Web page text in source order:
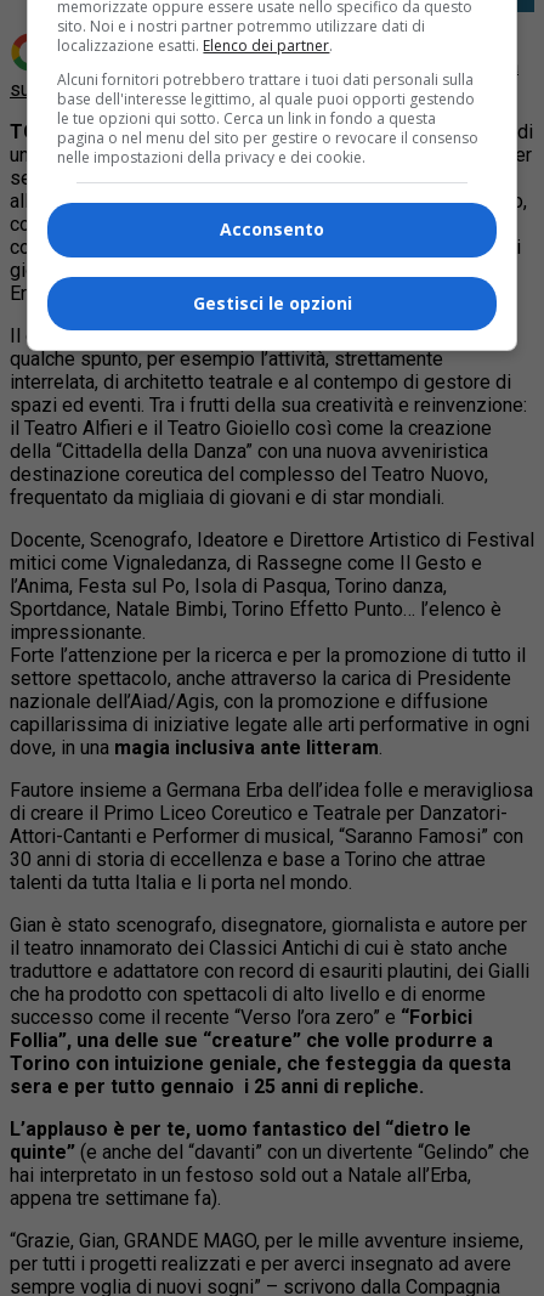
Fonte preferita
su Google
TORINO– Gian Mesturino a 5 anni fu scelto come siparista di
un piccolo teatro del Monferrato e fu subito Amore, quello per
sempre. Poi, dopo la Laurea in Architettura e l’abilitazione
all’insegnamento, la consacrazione ai luoghi dello spettacolo,
con la creazione-reinvenzione-ristrutturazione di teatri, la
consacrazione alla produzione teatrale e alla formazione dei
giovani fu totale, in una sinergia appassionata con Germana
Erba, la compagna di una vita.
Il curriculum di Gian Mesturino è prodigioso. Scegliamo
qualche spunto, per esempio l’attività, strettamente
interrelata, di architetto teatrale e al contempo di gestore di
spazi ed eventi. Tra i frutti della sua creatività e reinvenzione:
il Teatro Alfieri e il Teatro Gioiello così come la creazione
della “Cittadella della Danza” con una nuova avveniristica
destinazione coreutica del complesso del Teatro Nuovo,
frequentato da migliaia di giovani e di star mondiali.
Docente, Scenografo, Ideatore e Direttore Artistico di Festival
mitici come Vignaledanza, di Rassegne come Il Gesto e
l’Anima, Festa sul Po, Isola di Pasqua, Torino danza,
Sportdance, Natale Bimbi, Torino Effetto Punto… l’elenco è
impressionante.
Forte l’attenzione per la ricerca e per la promozione di tutto il
settore spettacolo, anche attraverso la carica di Presidente
nazionale dell’Aiad/Agis, con la promozione e diffusione
capillarissima di iniziative legate alle arti performative in ogni
dove, in una magia inclusiva ante litteram.
Fautore insieme a Germana Erba dell’idea folle e meravigliosa
di creare il Primo Liceo Coreutico e Teatrale per Danzatori-
Attori-Cantanti e Performer di musical, “Saranno Famosi” con
30 anni di storia di eccellenza e base a Torino che attrae
talenti da tutta Italia e li porta nel mondo.
Gian è stato scenografo, disegnatore, giornalista e autore per
il teatro innamorato dei Classici Antichi di cui è stato anche
traduttore e adattatore con record di esauriti plautini, dei Gialli
che ha prodotto con spettacoli di alto livello e di enorme
successo come il recente “Verso l’ora zero” e “Forbici
Follia”, una delle sue “creature” che volle produrre a
Torino con intuizione geniale, che festeggia da questa
sera e per tutto gennaio i 25 anni di repliche.
L’applauso è per te, uomo fantastico del “dietro le
quinte” (e anche del “davanti” con un divertente “Gelindo” che
hai interpretato in un festoso sold out a Natale all’Erba,
appena tre settimane fa).
“Grazie, Gian, GRANDE MAGO, per le mille avventure insieme,
per tutti i progetti realizzati e per averci insegnato ad avere
sempre voglia di nuovi sogni” – scrivono dalla Compagnia
memorizzate oppure essere usate nello specifico da questo
sito. Noi e i nostri partner potremmo utilizzare dati di
localizzazione esatti. Elenco dei partner.
Alcuni fornitori potrebbero trattare i tuoi dati personali sulla
base dell'interesse legittimo, al quale puoi opporti gestendo
le tue opzioni qui sotto. Cerca un link in fondo a questa
pagina o nel menu del sito per gestire o revocare il consenso
nelle impostazioni della privacy e dei cookie.
Acconsento
Gestisci le opzioni